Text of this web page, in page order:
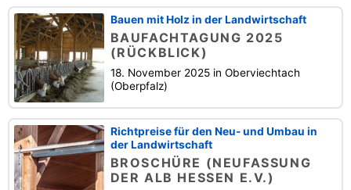
Bauen mit Holz in der Landwirtschaft
BAUFACHTAGUNG 2025
(RÜCKBLICK)
18. November 2025 in Oberviechtach
(Oberpfalz)
Richtpreise für den Neu- und Umbau in
der Landwirtschaft
BROSCHÜRE (NEUFASSUNG
DER ALB HESSEN E.V.)